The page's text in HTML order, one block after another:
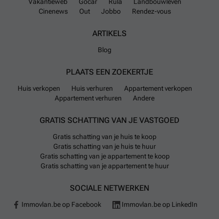
Cinenews
Out Jobbo Rendez-vous
ARTIKELS
Blog
PLAATS EEN ZOEKERTJE
Huis verkopen Huis verhuren
Appartement verkopen
Appartement verhuren
Andere
GRATIS SCHATTING VAN JE VASTGOED
Gratis schatting van je huis te koop
Gratis schatting van je huis te huur
Gratis schatting van je appartement te koop
Gratis schatting van je appartement te huur
SOCIALE NETWERKEN
Immovlan.be op Facebook Immovlan.be op LinkedIn